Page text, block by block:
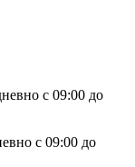
с 09:00 до
с 09:00 до